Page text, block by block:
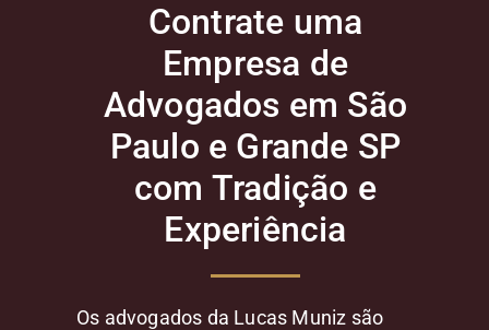
Contrate uma
Empresa de
Advogados em São
Paulo e Grande SP
com Tradição e
Experiência
Os advogados da Lucas Muniz são